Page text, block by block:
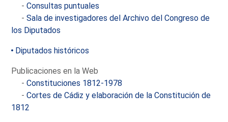
-Consultas puntuales
-Sala de investigadores del Archivo del Congreso de
los Diputados
Diputados históricos
Publicaciones en la Web
-Constituciones 1812-1978
-Cortes de Cádiz y elaboración de la Constitución de
1812